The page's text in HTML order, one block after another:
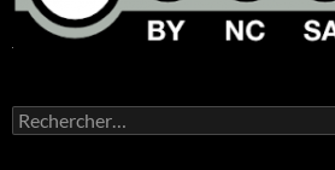
Rechercher :